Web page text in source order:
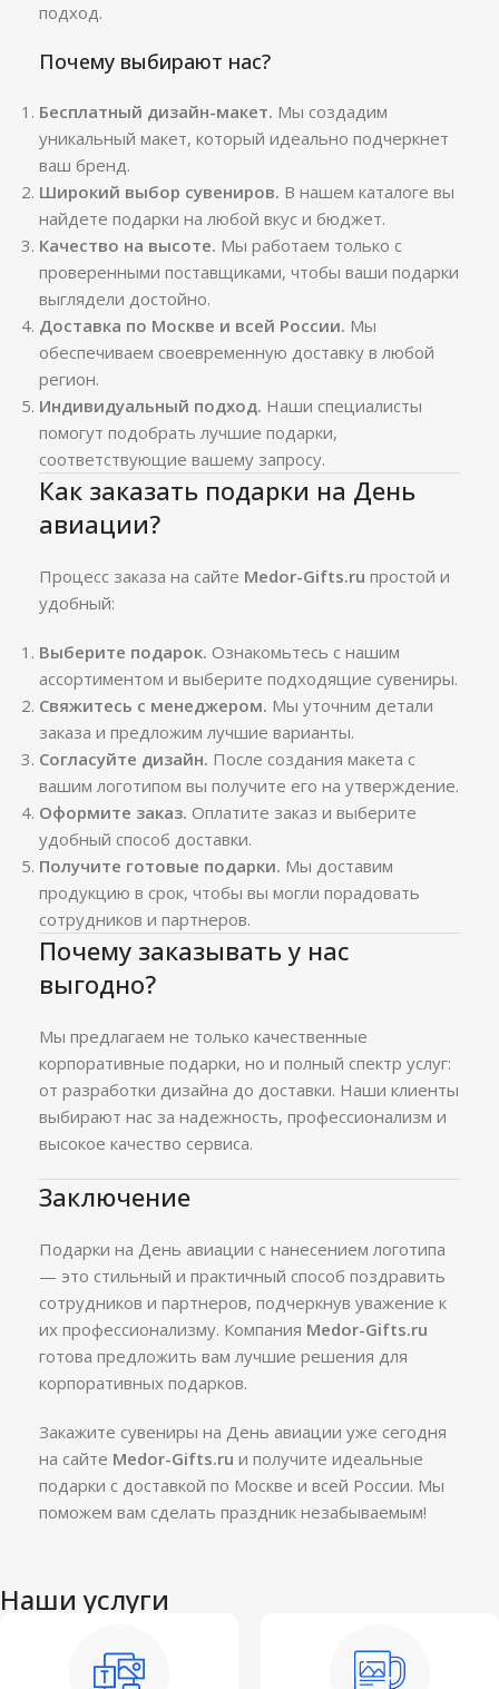
подход.
Почему выбирают нас?
Бесплатный дизайн-макет. Мы создадим
уникальный макет, который идеально подчеркнет
ваш бренд.
Широкий выбор сувениров. В нашем каталоге вы
найдете подарки на любой вкус и бюджет.
Качество на высоте. Мы работаем только с
проверенными поставщиками, чтобы ваши подарки
выглядели достойно.
Доставка по Москве и всей России. Мы
обеспечиваем своевременную доставку в любой
регион.
Индивидуальный подход. Наши специалисты
помогут подобрать лучшие подарки,
соответствующие вашему запросу.
Как заказать подарки на День
авиации?
Процесс заказа на сайте Medor-Gifts.ru простой и
удобный:
Выберите подарок. Ознакомьтесь с нашим
ассортиментом и выберите подходящие сувениры.
Свяжитесь с менеджером. Мы уточним детали
заказа и предложим лучшие варианты.
Согласуйте дизайн. После создания макета с
вашим логотипом вы получите его на утверждение.
Оформите заказ. Оплатите заказ и выберите
удобный способ доставки.
Получите готовые подарки. Мы доставим
продукцию в срок, чтобы вы могли порадовать
сотрудников и партнеров.
Почему заказывать у нас
выгодно?
Мы предлагаем не только качественные
корпоративные подарки, но и полный спектр услуг:
от разработки дизайна до доставки. Наши клиенты
выбирают нас за надежность, профессионализм и
высокое качество сервиса.
Заключение
Подарки на День авиации с нанесением логотипа
— это стильный и практичный способ поздравить
сотрудников и партнеров, подчеркнув уважение к
их профессионализму. Компания Medor-Gifts.ru
готова предложить вам лучшие решения для
корпоративных подарков.
Закажите сувениры на День авиации уже сегодня
на сайте Medor-Gifts.ru и получите идеальные
подарки с доставкой по Москве и всей России. Мы
поможем вам сделать праздник незабываемым!
Наши услуги